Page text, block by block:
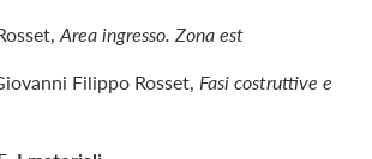
Area ingresso. Zona est
Filippo Rosset, Fasi costruttive e